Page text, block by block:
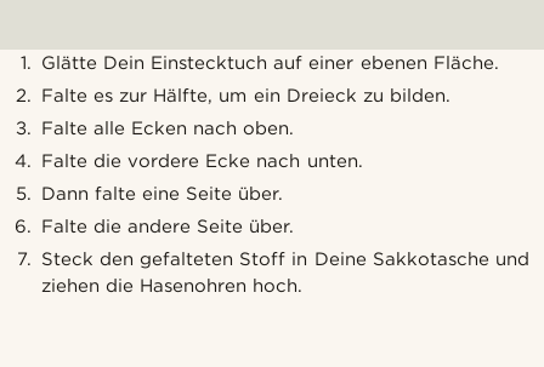
Glätte Dein Einstecktuch auf einer ebenen Fläche.
Falte es zur Hälfte, um ein Dreieck zu bilden.
Falte alle Ecken nach oben.
Falte die vordere Ecke nach unten.
Dann falte eine Seite über.
Falte die andere Seite über.
Steck den gefalteten Stoff in Deine Sakkotasche und
ziehen die Hasenohren hoch.